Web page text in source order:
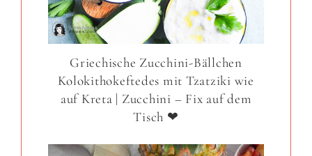
Griechische Zucchini-Bällchen
Kolokithokeftedes mit Tzatziki wie
auf Kreta | Zucchini – Fix auf dem
Tisch ❤